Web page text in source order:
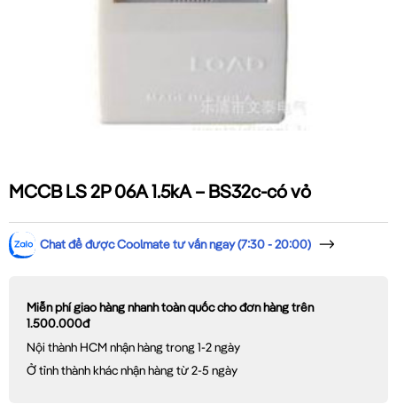
MCCB LS 2P 06A 1.5kA – BS32c-có vỏ
Chat để được Coolmate tư vấn ngay (7:30 - 20:00)
Miễn phí giao hàng nhanh toàn quốc cho đơn hàng trên
1.500.000đ
Nội thành HCM nhận hàng trong 1-2 ngày
Ở tỉnh thành khác nhận hàng từ 2-5 ngày